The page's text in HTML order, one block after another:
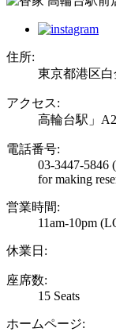
住所:
東京都港区白
アクセス:
高輪台駅」
電話番号:
03-3447-5846
for making
営業時間:
11am-10pm
休業日:
座席数:
15 Seats
ホームページ: